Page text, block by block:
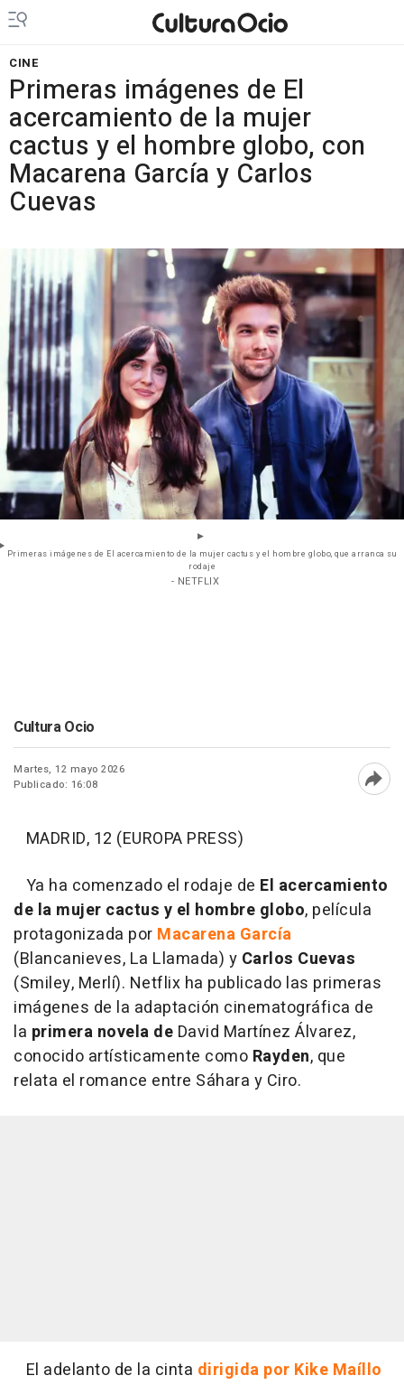
CINE
Primeras imágenes de El
acercamiento de la mujer
cactus y el hombre globo, con
Macarena García y Carlos
Cuevas
Primeras imágenes de El acercamiento de la mujer cactus y el hombre globo, que arranca su
rodaje
- NETFLIX
Cultura Ocio
Martes, 12 mayo 2026
Publicado: 16:08
MADRID, 12 (EUROPA PRESS)
Ya ha comenzado el rodaje de El acercamiento
de la mujer cactus y el hombre globo, película
protagonizada por Macarena García
(Blancanieves, La Llamada) y Carlos Cuevas
(Smiley, Merlí). Netflix ha publicado las primeras
imágenes de la adaptación cinematográfica de
la primera novela de David Martínez Álvarez,
conocido artísticamente como Rayden, que
relata el romance entre Sáhara y Ciro.
El adelanto de la cinta dirigida por Kike Maíllo